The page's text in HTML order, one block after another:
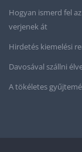
Hogyan ismerd fel
verjenek át
Hirdetés kiemelési
Davosával szállni
A tökéletes